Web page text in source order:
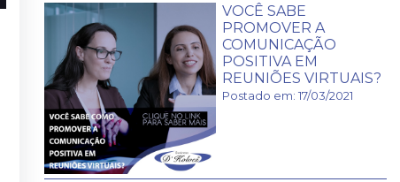
VOCÊ SABE
PROMOVER A
COMUNICAÇÃO
POSITIVA EM
REUNIÕES VIRTUAIS?
Postado em: 17/03/2021